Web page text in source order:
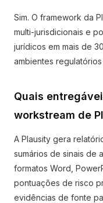
Sim. O framework da
multi-jurisdicionais e
jurídicos em mais de
ambientes
Quais
workstream de
A Plausity gera
sumários de sinais de
formatos Word,
pontuações de risco
evidências de fonte